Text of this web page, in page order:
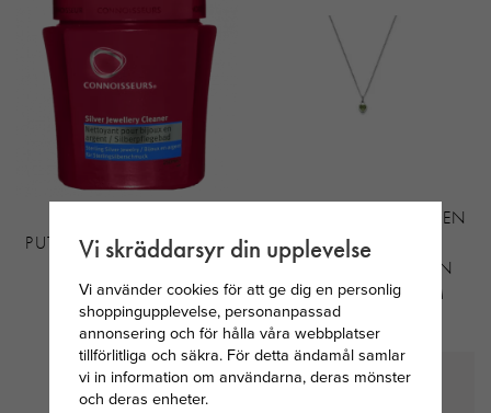
PUTSMEDEL - SILVER DIP
199 KR
SVEDBOM MÅNADSTEN
HJÄRTA
AUGUSTI/LJUSGRÖN
STEN SILVER 34CM
299 KR
Vi skräddarsyr din upplevelse
Vi använder cookies för att ge dig en personlig
shoppingupplevelse, personanpassad
annonsering och för hålla våra webbplatser
tillförlitliga och säkra. För detta ändamål samlar
vi in information om användarna, deras mönster
och deras enheter.